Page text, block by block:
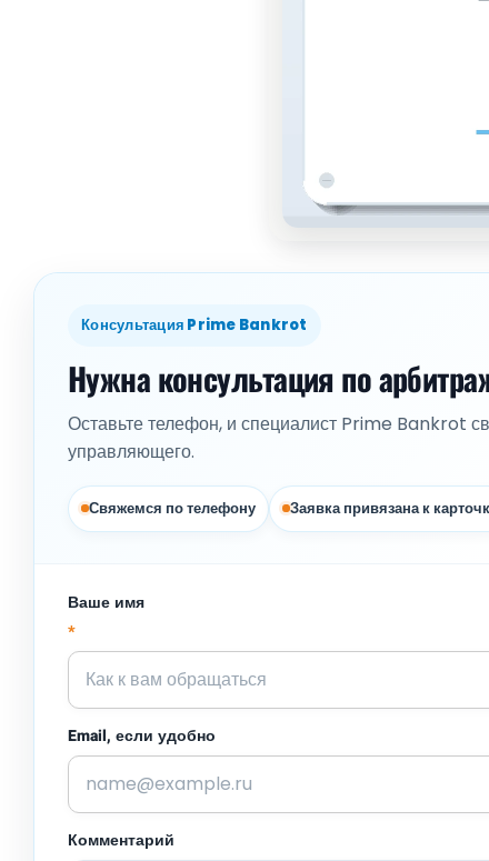
Консультация Prime Bankrot
Нужна консультация по
Оставьте телефон, и специалист Prime Bankrot
управляющего.
Свяжемся по телефону Заявка привязана к
Ваше имя
*
Email, если удобно
Комментарий